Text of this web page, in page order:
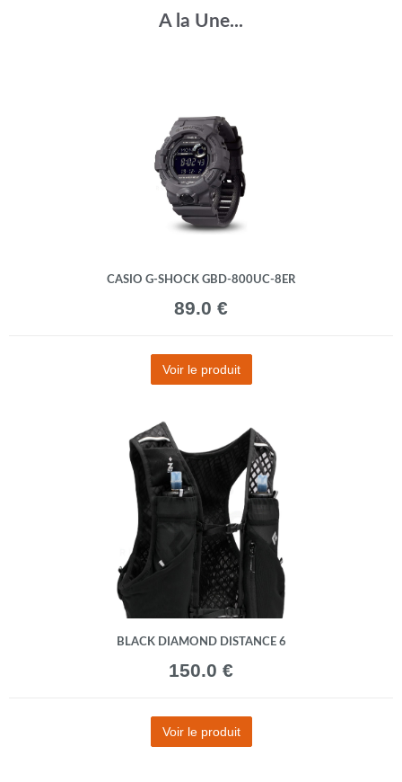
A la Une...
CASIO G-SHOCK GBD-800UC-8ER
89.0 €
Voir le produit
BLACK DIAMOND DISTANCE 6
150.0 €
Voir le produit